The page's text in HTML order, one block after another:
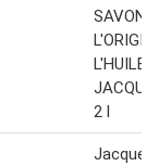
SAVON
L'HUILE
2 l
Jacques